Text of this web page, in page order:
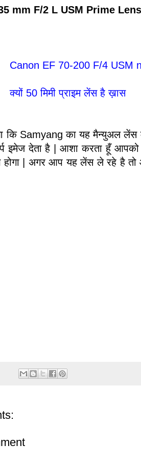
mm F/2 L USM Prime Lens
Canon EF 70-200 F/4 USM
क्यों 50 मिमी प्राइम लेंस है ख़ास
कि Samyang का यह मैन्युअल
इमेज देता है | आशा करता हूँ
होगा | अगर आप यह लेंस ले रहे है